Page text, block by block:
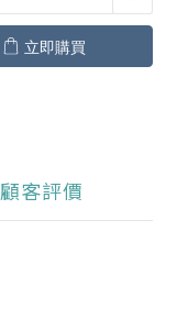
立即購買
顧客評價